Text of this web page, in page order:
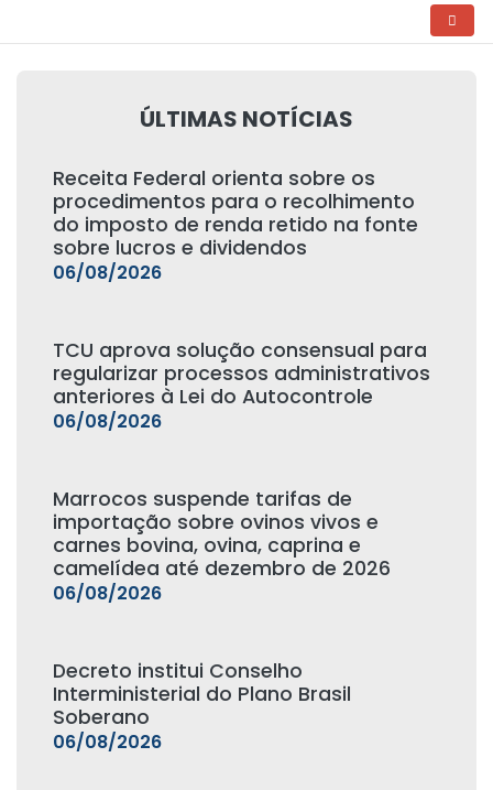
ÚLTIMAS NOTÍCIAS
Receita Federal orienta sobre os
procedimentos para o recolhimento
do imposto de renda retido na fonte
sobre lucros e dividendos
06/08/2026
TCU aprova solução consensual para
regularizar processos administrativos
anteriores à Lei do Autocontrole
06/08/2026
Marrocos suspende tarifas de
importação sobre ovinos vivos e
carnes bovina, ovina, caprina e
camelídea até dezembro de 2026
06/08/2026
Decreto institui Conselho
Interministerial do Plano Brasil
Soberano
06/08/2026